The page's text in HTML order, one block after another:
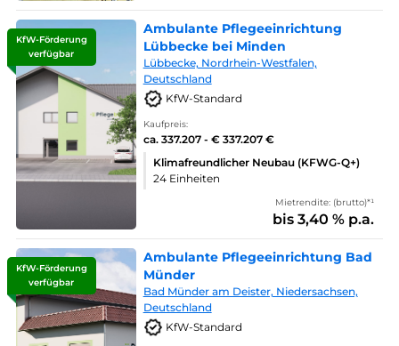
KfW-Förderung
verfügbar
Ambulante Pflegeeinrichtung
Lübbecke bei Minden
Lübbecke, Nordrhein-Westfalen,
Deutschland
KfW-Standard
Kaufpreis:
ca. 337.207 - € 337.207 €
Klimafreundlicher Neubau (KFWG-Q+)
24 Einheiten
Mietrendite: (brutto)*¹
bis 3,40 % p.a.
KfW-Förderung
verfügbar
Ambulante Pflegeeinrichtung Bad
Münder
Bad Münder am Deister, Niedersachsen,
Deutschland
KfW-Standard